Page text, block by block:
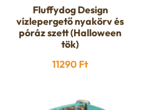
Fluffydog Design
vízlepergető nyakörv és
póráz szett (Halloween
tök)
11290 Ft